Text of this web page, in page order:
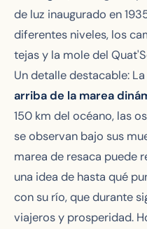
de luz inaugurado en
diferentes niveles, los
tejas y la mole del
Un detalle destacable:
arriba de la marea
150 km del océano, las
se observan bajo sus
marea de resaca puede
una idea de hasta qué
con su río, que durante
viajeros y prosperidad.